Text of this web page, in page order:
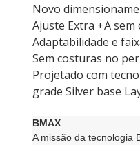
Novo
Ajuste Extra +A
Adaptabilidade e
Sem costuras no
Projetado com
grade Silver base
BMAX
A missão da tecnologia